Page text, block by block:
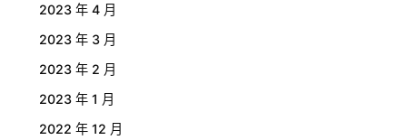
2023 年 4 月
2023 年 3 月
2023 年 2 月
2023 年 1 月
2022 年 12 月